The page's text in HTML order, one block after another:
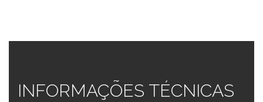
INFORMAÇÕES TÉCNICAS